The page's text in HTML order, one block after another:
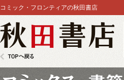
コミック・フロンティアの秋田書店